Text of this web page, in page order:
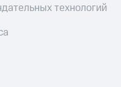
технологий